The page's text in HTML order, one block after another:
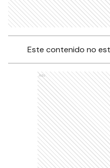
Este contenido no
Ads